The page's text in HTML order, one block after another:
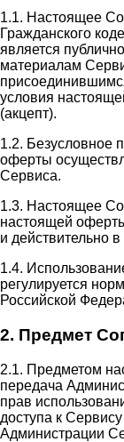
1.1. Настоящее
Гражданского
является
материалам
условия
(акцепт).
1.2. Безусловное
оферты
Сервиса.
1.3. Настоящее
настоящей
и действительно
1.4.
регулируется
Российской
2. Предмет
2.1. Предметом
передача
прав
доступа к
Администрации